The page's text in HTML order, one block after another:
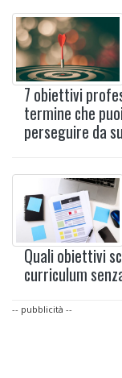
7 obiettivi
termine che
perseguire da
Quali obiettivi
curriculum
-- pubblicità --